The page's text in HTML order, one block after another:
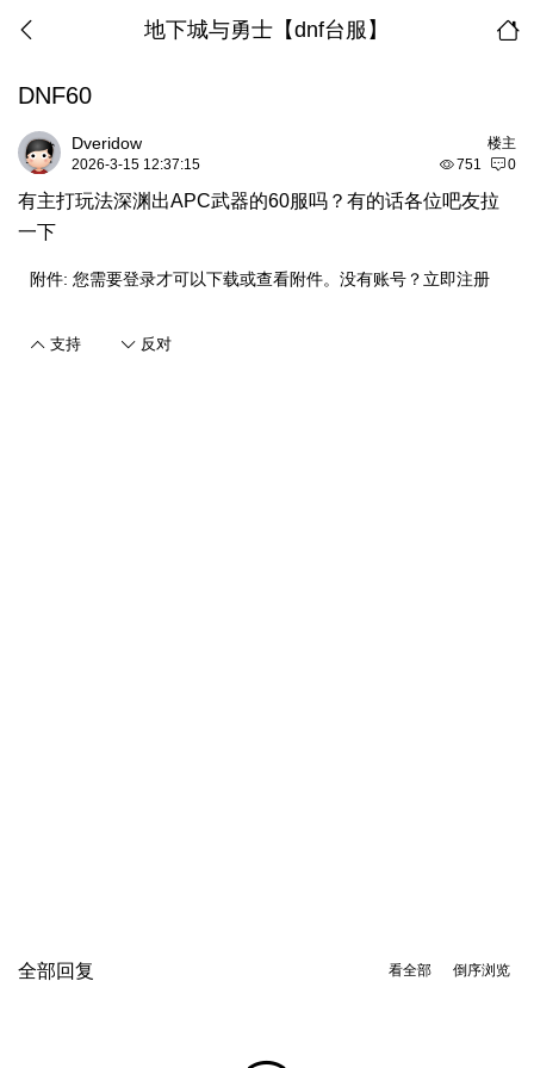
地下城与勇士【dnf台服】
DNF60
楼主
Dveridow
751 0
2026-3-15 12:37:15
有主打玩法深渊出APC武器的60服吗？有的话各位吧友拉
一下
附件: 您需要登录才可以下载或查看附件。没有账号？ 立即注册
支持 反对
倒序浏览
看全部
全部回复